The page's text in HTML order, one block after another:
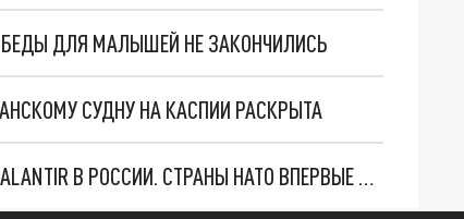
ДЛЯ МАЛЫШЕЙ НЕ ЗАКОНЧИЛИСЬ
СУДНУ НА КАСПИИ РАСКРЫТА
"ОЧЕНЬ ПЛОХИЕ НОВОСТИ": БОЛЬШАЯ ОШИБКА PALANTIR В РОССИИ. СТРАНЫ НАТО ВПЕРВЫЕ ЗА СВО ОСТАНОВИЛИ ПОСТАВКИ ОРУЖИЯ. ВСУ ТЕРЯЮТ ПРИГРАНИЧЬЕ?